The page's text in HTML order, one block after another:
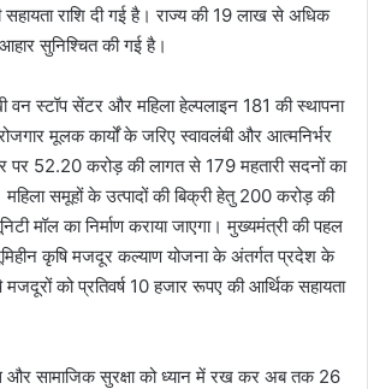
राशि दी गई है। राज्य की 19 लाख से अधिक
सुनिश्चित की गई है।
वन स्टॉप सेंटर और महिला हेल्पलाइन 181 की स्थापना
मूलक कार्यों के जरिए स्वावलंबी और आत्मनिर्भर
पर 52.20 करोड़ की लागत से 179 महतारी सदनों का
महिला समूहों के उत्पादों की बिक्री हेतु 200 करोड़ की
मॉल का निर्माण कराया जाएगा। मुख्यमंत्री की पहल
कृषि मजदूर कल्याण योजना के अंतर्गत प्रदेश के
को प्रतिवर्ष 10 हजार रूपए की आर्थिक सहायता
और सामाजिक सुरक्षा को ध्यान में रख कर अब तक 26